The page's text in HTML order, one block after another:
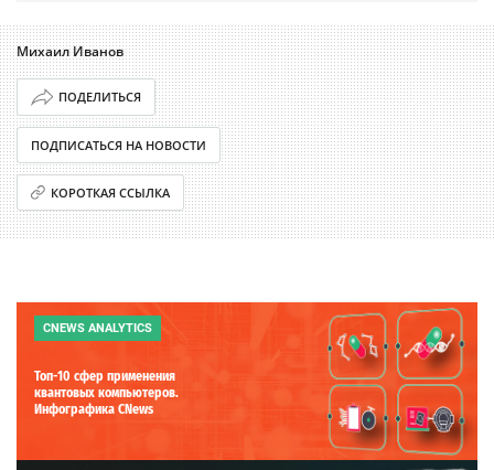
Михаил Иванов
ПОДЕЛИТЬСЯ
ПОДПИСАТЬСЯ НА НОВОСТИ
КОРОТКАЯ ССЫЛКА
CNEWS ANALYTICS
Топ-10 сфер применения
квантовых компьютеров.
Инфографика CNews